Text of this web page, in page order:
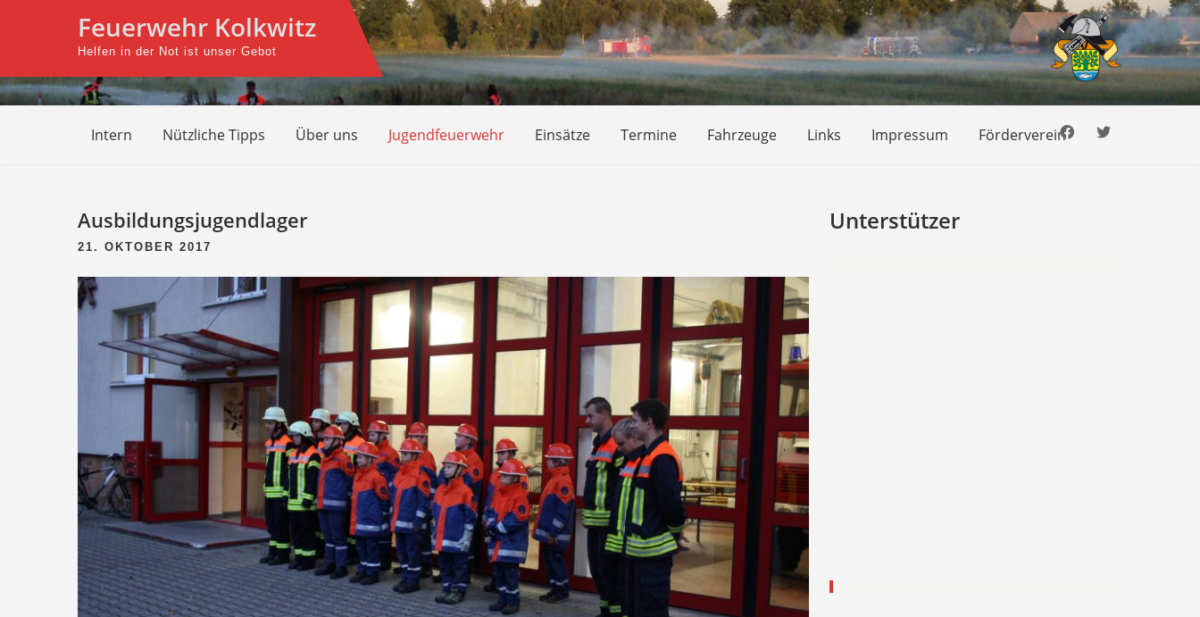
Feuerwehr Kolkwitz
Helfen in der Not ist unser Gebot
Intern Nützliche Tipps Über uns Jugendfeuerwehr Einsätze Termine Fahrzeuge Links Impressum Förderverein
Ausbildungsjugendlager
21. OKTOBER 2017
Unterstützer